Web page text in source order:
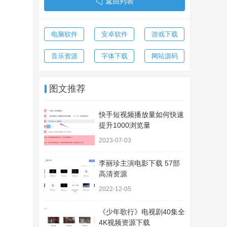
电脑软件 安卓软件 游戏下载
音乐资源 字体下载 网站源码
图文推荐
快手短视频播放量如何快速
提升1000浏览量
2023-07-03
李丽珍主演电影下载 57部
高清资源
2022-12-05
《少年歌行》电视剧40集全
4K视频资源下载